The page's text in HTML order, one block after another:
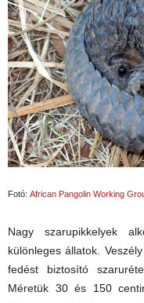
Fotó: African Pangolin Working
Nagy szarupikkelyek
különleges állatok.
fedést biztosító
Méretük 30 és 150